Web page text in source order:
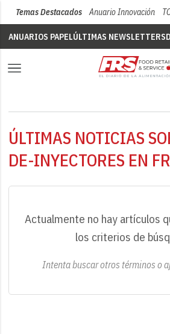
Temas Destacados Anuario Innovación
ANUARIOS PAPELÚLTIMAS NEWSLETTERS
ÚLTIMAS NOTICIAS
DE-INYECTORES EN
Actualmente no hay artículos
los criterios de
Intenta buscar otros términos o